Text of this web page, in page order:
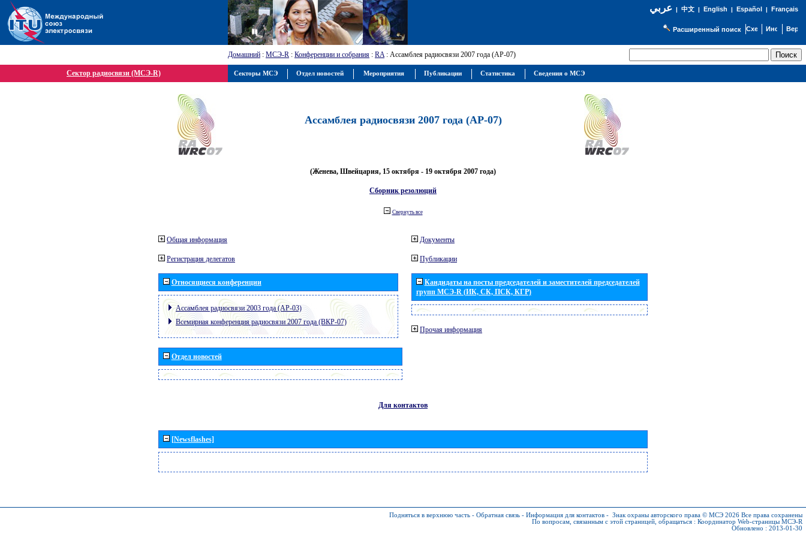
عربي| 中文| English | Español | Français
Расширенный поиск
Домашний : МСЭ-R : Конференции и собрания : RA: Ассамблея радиосвязи 2007 года (АР-07)
Сектор радиосвязи (МСЭ-R)
Ассамблея радиосвязи 2007 года (АР-07)
(Женева, Швейцария, 15 октября - 19 октября 2007 года)
Сборник резолюций
Свернуть все
Общая информация
Регистрация делегатов
Относящиеся конференции
Ассамблея радиосвязи 2003 года (АР-03)
Всемирная конференция радиосвязи 2007 года (ВКР-07)
Отдел новостей
Документы
Публикации
Кандидаты на посты председателей и заместителей председателей
групп МСЭ-R (ИК, СК, ПСК, КГР)
Прочая информация
Для контактов
[Newsflashes]
Подняться в верхнюю часть - Обратная связь - Информация для контактов - Знак охраны авторского права © МСЭ 2026 Все права сохранены
По вопросам, связанным с этой страницей, обращаться : Координатор Web-страницы МСЭ-R
Обновлено : 2013-01-30
Секторы МСЭ Отдел новостей Мероприятия Публикации Статистика Сведения о МСЭ